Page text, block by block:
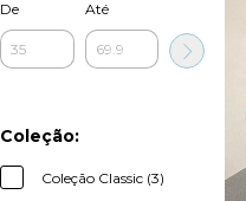
De Até
Coleção:
Coleção Classic (3)